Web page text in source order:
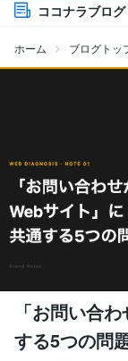
ココナラブログ
ホーム ブログトッ
「お問い合
する5つの問